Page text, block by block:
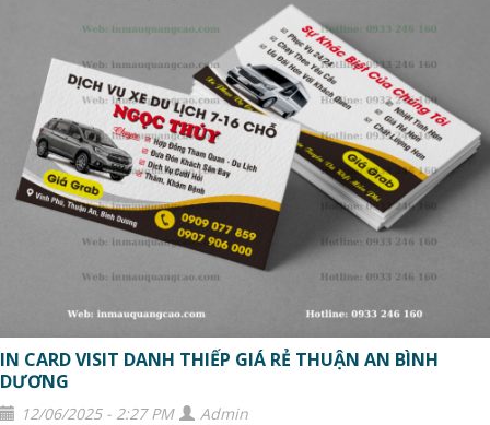
IN CARD VISIT DANH THIẾP GIÁ RẺ THUẬN AN BÌNH
DƯƠNG
12/06/2025 - 2:27 PM
Admin